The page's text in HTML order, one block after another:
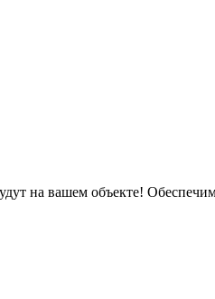
на вашем объекте!